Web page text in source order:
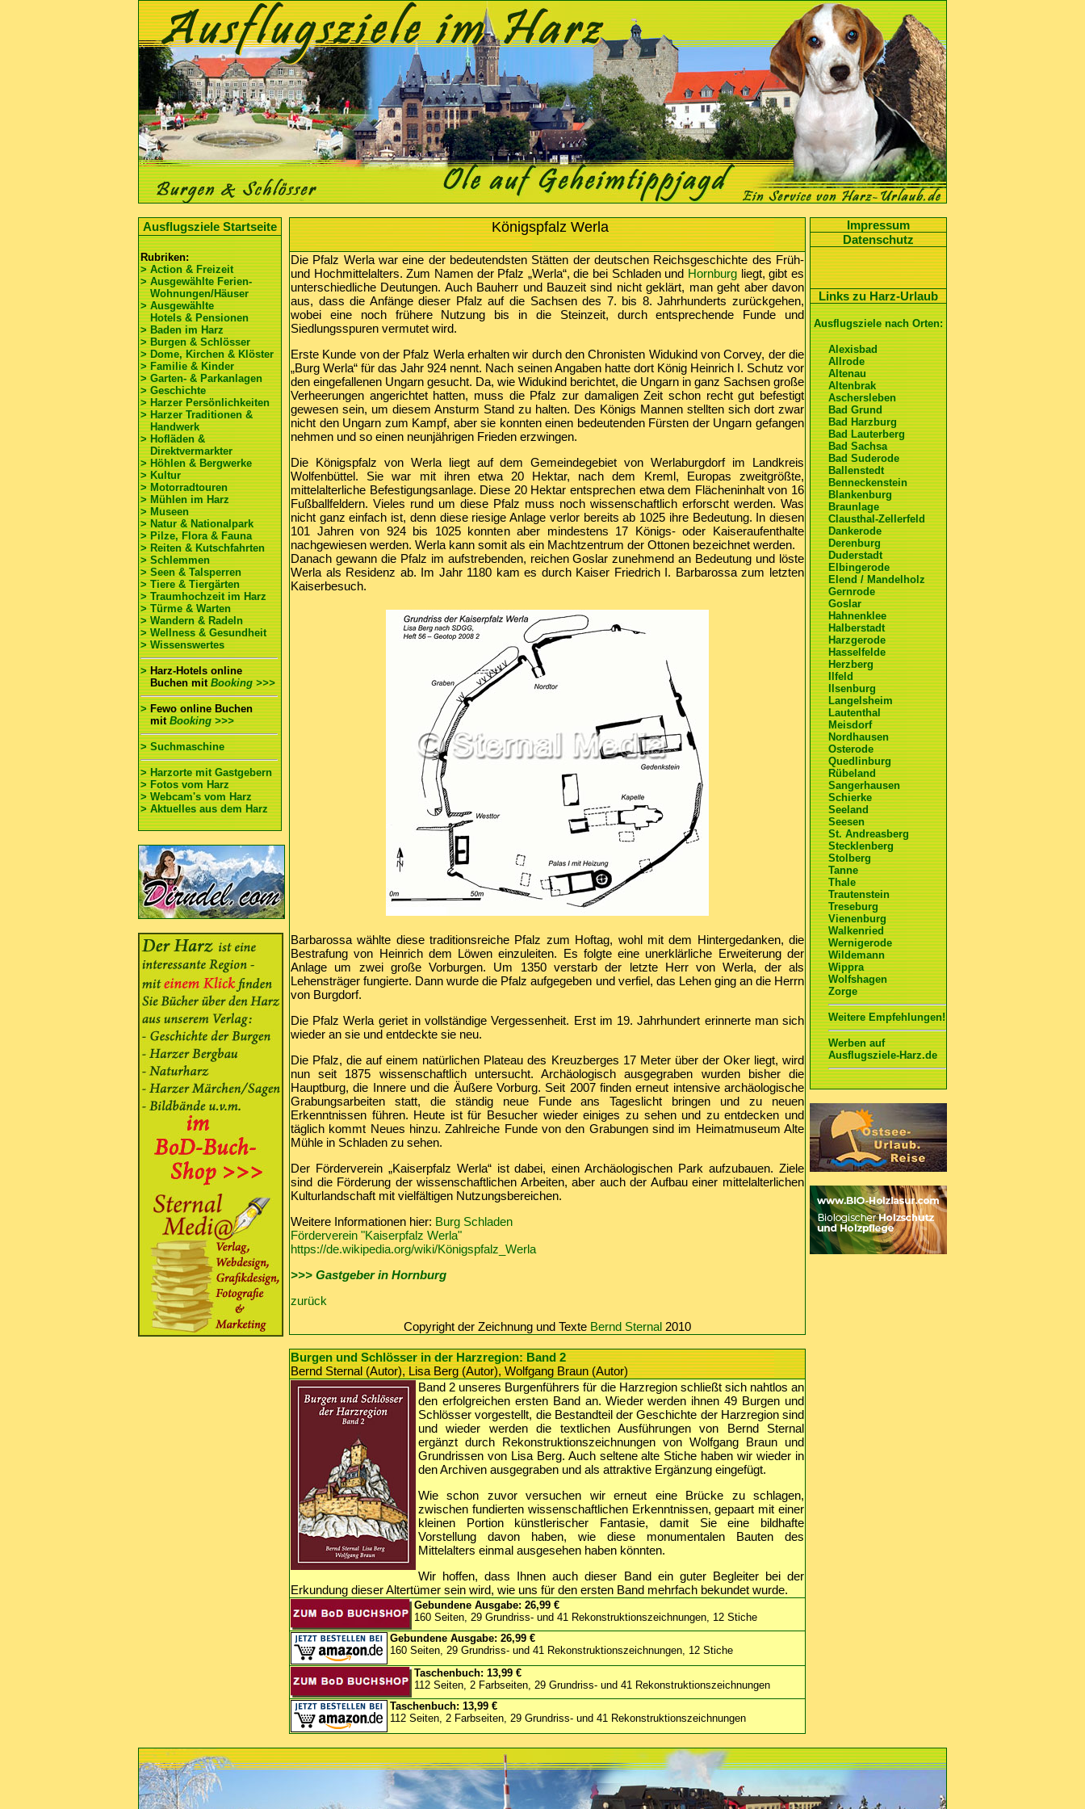
Ausflugsziele Startseite
Rubriken:
> Action & Freizeit
> Ausgewählte Ferien-
Wohnungen/Häuser
> Ausgewählte
Hotels & Pensionen
> Baden im Harz
> Burgen & Schlösser
> Dome, Kirchen & Klöster
> Familie & Kinder
> Garten- & Parkanlagen
> Geschichte
> Harzer Persönlichkeiten
> Harzer Traditionen &
Handwerk
> Hofläden &
Direktvermarkter
> Höhlen & Bergwerke
> Kultur
> Motorradtouren
> Mühlen im Harz
> Museen
> Natur & Nationalpark
> Pilze, Flora & Fauna
> Reiten & Kutschfahrten
> Schlemmen
> Seen & Talsperren
> Tiere & Tiergärten
> Traumhochzeit im Harz
> Türme & Warten
> Wandern & Radeln
> Wellness & Gesundheit
> Wissenswertes
>Harz-Hotels online
Buchen mit Booking >>>
>Fewo online Buchen
mit Booking >>>
> Suchmaschine
> Harzorte mit Gastgebern
> Fotos vom Harz
> Webcam's vom Harz
> Aktuelles aus dem Harz
Königspfalz Werla
Die Pfalz Werla war eine der bedeutendsten Stätten der deutschen Reichsgeschichte des Früh-
und Hochmittelalters. Zum Namen der Pfalz „Werla“, die bei Schladen und Hornburg liegt, gibt es
unterschiedliche Deutungen. Auch Bauherr und Bauzeit sind nicht geklärt, man geht aber davon
aus, dass die Anfänge dieser Pfalz auf die Sachsen des 7. bis 8. Jahrhunderts zurückgehen,
wobei eine noch frühere Nutzung bis in die Steinzeit, durch entsprechende Funde und
Siedlungsspuren vermutet wird.
Erste Kunde von der Pfalz Werla erhalten wir durch den Chronisten Widukind von Corvey, der die
„Burg Werla“ für das Jahr 924 nennt. Nach seinen Angaben hatte dort König Heinrich I. Schutz vor
den eingefallenen Ungarn gesucht. Da, wie Widukind berichtet, die Ungarn in ganz Sachsen große
Verheerungen angerichtet hatten, muss die Pfalz zur damaligen Zeit schon recht gut befestigt
gewesen sein, um diesem Ansturm Stand zu halten. Des Königs Mannen stellten sich dort zwar
nicht den Ungarn zum Kampf, aber sie konnten einen bedeutenden Fürsten der Ungarn gefangen
nehmen und so einen neunjährigen Frieden erzwingen.
Die Königspfalz von Werla liegt auf dem Gemeindegebiet von Werlaburgdorf im Landkreis
Wolfenbüttel. Sie war mit ihren etwa 20 Hektar, nach dem Kreml, Europas zweitgrößte,
mittelalterliche Befestigungsanlage. Diese 20 Hektar entsprechen etwa dem Flächeninhalt von 16
Fußballfeldern. Vieles rund um diese Pfalz muss noch wissenschaftlich erforscht werden. Was
nicht ganz einfach ist, denn diese riesige Anlage verlor bereits ab 1025 ihre Bedeutung. In diesen
101 Jahren von 924 bis 1025 konnten aber mindestens 17 Königs- oder Kaiseraufenthalte
nachgewiesen werden. Werla kann somit als ein Machtzentrum der Ottonen bezeichnet werden.
Danach gewann die Pfalz im aufstrebenden, reichen Goslar zunehmend an Bedeutung und löste
Werla als Residenz ab. Im Jahr 1180 kam es durch Kaiser Friedrich I. Barbarossa zum letzten
Kaiserbesuch.
Barbarossa wählte diese traditionsreiche Pfalz zum Hoftag, wohl mit dem Hintergedanken, die
Bestrafung von Heinrich dem Löwen einzuleiten. Es folgte eine unerklärliche Erweiterung der
Anlage um zwei große Vorburgen. Um 1350 verstarb der letzte Herr von Werla, der als
Lehensträger fungierte. Dann wurde die Pfalz aufgegeben und verfiel, das Lehen ging an die Herrn
von Burgdorf.
Die Pfalz Werla geriet in vollständige Vergessenheit. Erst im 19. Jahrhundert erinnerte man sich
wieder an sie und entdeckte sie neu.
Die Pfalz, die auf einem natürlichen Plateau des Kreuzberges 17 Meter über der Oker liegt, wird
nun seit 1875 wissenschaftlich untersucht. Archäologisch ausgegraben wurden bisher die
Hauptburg, die Innere und die Äußere Vorburg. Seit 2007 finden erneut intensive archäologische
Grabungsarbeiten statt, die ständig neue Funde ans Tageslicht bringen und zu neuen
Erkenntnissen führen. Heute ist für Besucher wieder einiges zu sehen und zu entdecken und
täglich kommt Neues hinzu. Zahlreiche Funde von den Grabungen sind im Heimatmuseum Alte
Mühle in Schladen zu sehen.
Der Förderverein „Kaiserpfalz Werla“ ist dabei, einen Archäologischen Park aufzubauen. Ziele
sind die Förderung der wissenschaftlichen Arbeiten, aber auch der Aufbau einer mittelalterlichen
Kulturlandschaft mit vielfältigen Nutzungsbereichen.
Weitere Informationen hier: Burg Schladen
Förderverein "Kaiserpfalz Werla"
https://de.wikipedia.org/wiki/Königspfalz_Werla
>>> Gastgeber in Hornburg
zurück
Copyright der Zeichnung und Texte Bernd Sternal 2010
Impressum
Datenschutz
Links zu Harz-Urlaub
Ausflugsziele nach Orten:
Alexisbad
Allrode
Altenau
Altenbrak
Aschersleben
Bad Grund
Bad Harzburg
Bad Lauterberg
Bad Sachsa
Bad Suderode
Ballenstedt
Benneckenstein
Blankenburg
Braunlage
Clausthal-Zellerfeld
Dankerode
Derenburg
Duderstadt
Elbingerode
Elend / Mandelholz
Gernrode
Goslar
Hahnenklee
Halberstadt
Harzgerode
Hasselfelde
Herzberg
Ilfeld
Ilsenburg
Langelsheim
Lautenthal
Meisdorf
Nordhausen
Osterode
Quedlinburg
Rübeland
Sangerhausen
Schierke
Seeland
Seesen
St. Andreasberg
Stecklenberg
Stolberg
Tanne
Thale
Trautenstein
Treseburg
Vienenburg
Walkenried
Wernigerode
Wildemann
Wippra
Wolfshagen
Zorge
Weitere Empfehlungen!
Werben auf
Ausflugsziele-Harz.de
Burgen und Schlösser in der Harzregion: Band 2
Bernd Sternal (Autor), Lisa Berg (Autor), Wolfgang Braun (Autor)
Band 2 unseres Burgenführers für die Harzregion schließt sich nahtlos an
den erfolgreichen ersten Band an. Wieder werden ihnen 49 Burgen und
Schlösser vorgestellt, die Bestandteil der Geschichte der Harzregion sind
und wieder werden die textlichen Ausführungen von Bernd Sternal
ergänzt durch Rekonstruktionszeichnungen von Wolfgang Braun und
Grundrissen von Lisa Berg. Auch seltene alte Stiche haben wir wieder in
den Archiven ausgegraben und als attraktive Ergänzung eingefügt.
Wie schon zuvor versuchen wir erneut eine Brücke zu schlagen,
zwischen fundierten wissenschaftlichen Erkenntnissen, gepaart mit einer
kleinen Portion künstlerischer Fantasie, damit Sie eine bildhafte
Vorstellung davon haben, wie diese monumentalen Bauten des
Mittelalters einmal ausgesehen haben könnten.
Wir hoffen, dass Ihnen auch dieser Band ein guter Begleiter bei der
Erkundung dieser Altertümer sein wird, wie uns für den ersten Band mehrfach bekundet wurde.
Gebundene Ausgabe: 26,99 €
160 Seiten, 29 Grundriss- und 41 Rekonstruktionszeichnungen, 12 Stiche
Gebundene Ausgabe: 26,99 €
160 Seiten, 29 Grundriss- und 41 Rekonstruktionszeichnungen, 12 Stiche
Taschenbuch: 13,99 €
112 Seiten, 2 Farbseiten, 29 Grundriss- und 41 Rekonstruktionszeichnungen
Taschenbuch: 13,99 €
112 Seiten, 2 Farbseiten, 29 Grundriss- und 41 Rekonstruktionszeichnungen